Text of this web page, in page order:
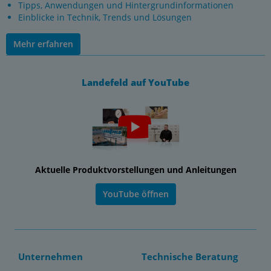
Tipps, Anwendungen und Hintergrundinformationen
Einblicke in Technik, Trends und Lösungen
Mehr erfahren
Landefeld auf YouTube
Aktuelle Produktvorstellungen und Anleitungen
YouTube öffnen
Unternehmen Technische Beratung